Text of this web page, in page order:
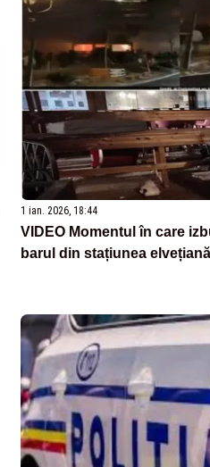
1 ian. 2026, 18:44
VIDEO Momentul în care
barul din stațiunea